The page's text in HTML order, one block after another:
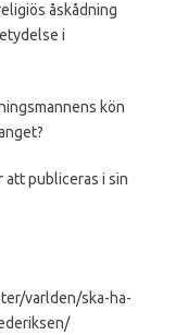
åskådning
i
kön
att publiceras i sin
varlden/ska-ha-